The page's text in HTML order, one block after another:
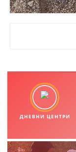
ДНЕВНИ ЦЕНТРИ